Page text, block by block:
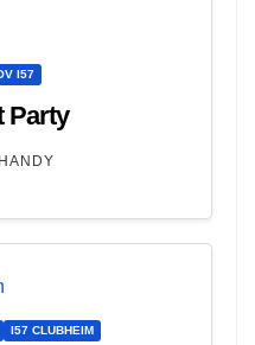
I57
Party
I57 CLUBHEIM